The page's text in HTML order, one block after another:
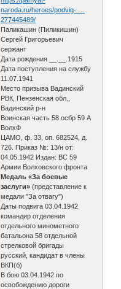
naroda.ru/heroes/podvig- …
277445489/
Паликашин (Пиликишин)
Сергей Григорьевич
сержант
Дата рождения __.__.1915
Дата поступления на службу
11.07.1941
Место призыва Вадинский
РВК, Пензенская обл.,
Вадинский р-н
Воинская часть 58 осбр 59 А
ВолхФ
ЦАМО, ф. 33, оп. 682524, д.
726. Приказ №: 13/н от:
04.05.1942 Издан: ВС 59
Армии Волховского фронта
Медаль «За боевые
заслуги» (представление к
медали "За отвагу")
Даты подвига 03.04.1942
командир отделения
отдельного минометного
батальона 58 отдельной
стрелковой бригады
русский, кандидат в члены
ВКП(б)
В бою 03.04.1942 по
освобождению дороги